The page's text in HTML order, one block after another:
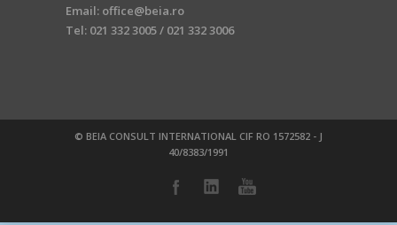
Email: office@beia.ro
Tel: 021 332 3005 / 021 332 3006
© BEIA CONSULT INTERNATIONAL CIF RO 1572582 - J
40/8383/1991